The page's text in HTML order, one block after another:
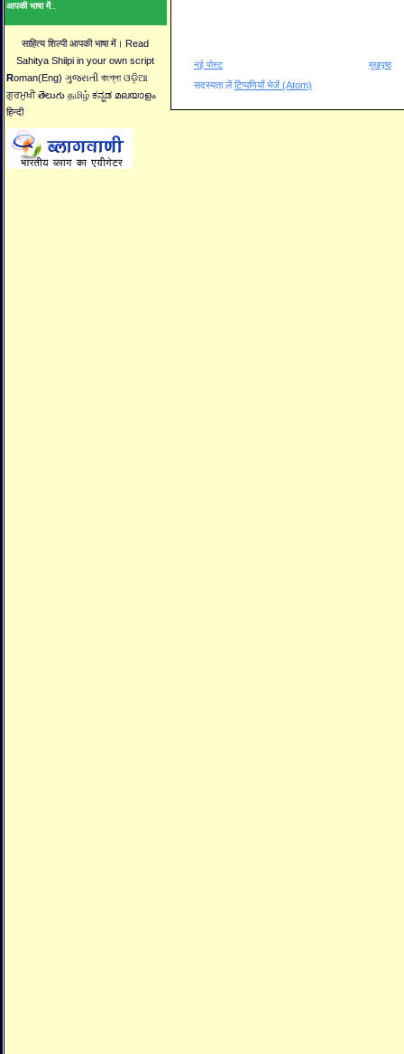
आपकी भाषा में..
साहित्य शिल्पी आपकी भाषा में। Read
Sahitya Shilpi in your own script
Roman(Eng) ગુજરાતી বাংগ্লা ଓଡ଼ିଆ
ਗੁਰਮੁਖੀ తెలుగు தமிழ் ಕನ್ನಡ മലയാളം
हिन्दी
नई पोस्ट मुखपृष्ठ
सदस्यता लेंटिप्पणियाँ भेजें (Atom)